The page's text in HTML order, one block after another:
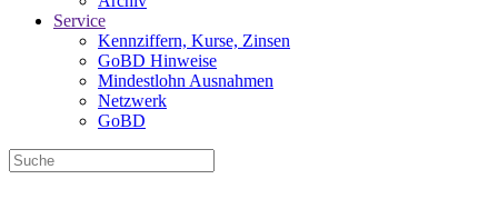
Service
Kennziffern, Kurse, Zinsen
GoBD Hinweise
Mindestlohn Ausnahmen
Netzwerk
GoBD